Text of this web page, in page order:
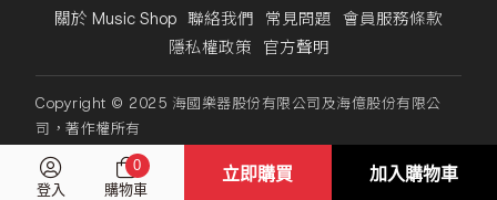
關於 Music Shop 聯絡我們 常見問題 會員服務條款
隱私權政策 官方聲明
Copyright © 2025 海國樂器股份有限公司及海億股份有限公
司，著作權所有
登入 購物車
0 立即購買 加入購物車